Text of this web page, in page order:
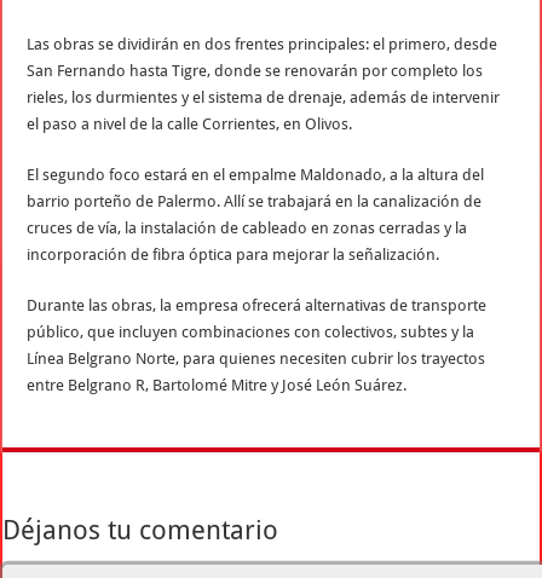
Las obras se dividirán en dos frentes principales: el primero, desde
San Fernando hasta Tigre, donde se renovarán por completo los
rieles, los durmientes y el sistema de drenaje, además de intervenir
el paso a nivel de la calle Corrientes, en Olivos.
El segundo foco estará en el empalme Maldonado, a la altura del
barrio porteño de Palermo. Allí se trabajará en la canalización de
cruces de vía, la instalación de cableado en zonas cerradas y la
incorporación de fibra óptica para mejorar la señalización.
Durante las obras, la empresa ofrecerá alternativas de transporte
público, que incluyen combinaciones con colectivos, subtes y la
Línea Belgrano Norte, para quienes necesiten cubrir los trayectos
entre Belgrano R, Bartolomé Mitre y José León Suárez.
Déjanos tu comentario